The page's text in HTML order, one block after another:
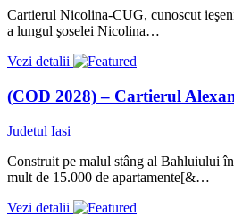
Cartierul Nicolina-CUG, cunoscut
a lungul şoselei Nicolina…
Vezi detalii
(COD 2028) – Cartierul
Judetul Iasi
Construit pe malul stâng al Bahluiului
mult de 15.000 de apartamente[&…
Vezi detalii